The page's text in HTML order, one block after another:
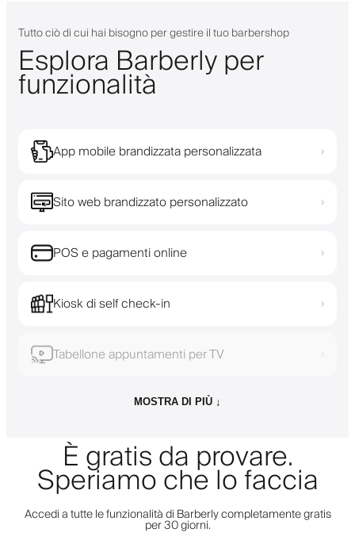
Tutto ciò di cui hai bisogno per gestire il tuo barbershop
Esplora Barberly per
funzionalità
App mobile brandizzata personalizzata ›
Sito web brandizzato personalizzato ›
POS e pagamenti online ›
Kiosk di self check-in ›
Tabellone appuntamenti per TV ›
MOSTRA DI PIÙ ↓
È gratis da provare.
Speriamo che lo faccia
Accedi a tutte le funzionalità di Barberly completamente gratis
per 30 giorni.